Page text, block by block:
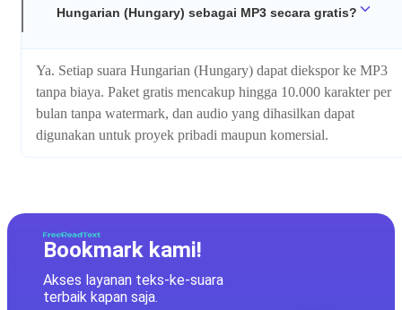
Hungarian (Hungary) sebagai MP3 secara gratis?
Ya. Setiap suara Hungarian (Hungary) dapat diekspor ke MP3
tanpa biaya. Paket gratis mencakup hingga 10.000 karakter per
bulan tanpa watermark, dan audio yang dihasilkan dapat
digunakan untuk proyek pribadi maupun komersial.
Bookmark kami!
Akses layanan teks-ke-suara
terbaik kapan saja.